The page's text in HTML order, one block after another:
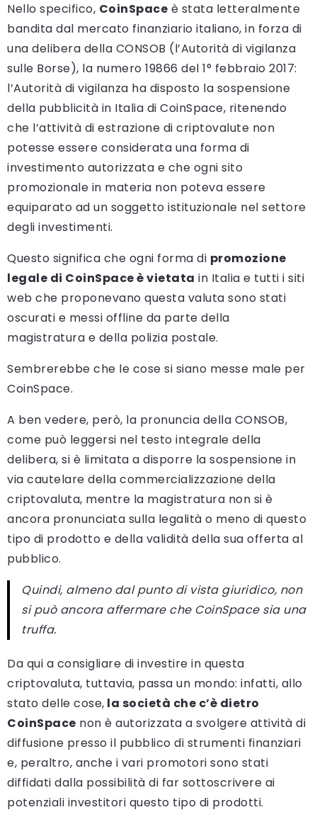
Nello specifico, CoinSpace è stata letteralmente
bandita dal mercato finanziario italiano, in forza di
una delibera della CONSOB (l’Autorità di vigilanza
sulle Borse), la numero 19866 del 1° febbraio 2017:
l’Autorità di vigilanza ha disposto la sospensione
della pubblicità in Italia di CoinSpace, ritenendo
che l’attività di estrazione di criptovalute non
potesse essere considerata una forma di
investimento autorizzata e che ogni sito
promozionale in materia non poteva essere
equiparato ad un soggetto istituzionale nel settore
degli investimenti.
Questo significa che ogni forma di promozione
legale di CoinSpace è vietata in Italia e tutti i siti
web che proponevano questa valuta sono stati
oscurati e messi offline da parte della
magistratura e della polizia postale.
Sembrerebbe che le cose si siano messe male per
CoinSpace.
A ben vedere, però, la pronuncia della CONSOB,
come può leggersi nel testo integrale della
delibera, si è limitata a disporre la sospensione in
via cautelare della commercializzazione della
criptovaluta, mentre la magistratura non si è
ancora pronunciata sulla legalità o meno di questo
tipo di prodotto e della validità della sua offerta al
pubblico.
Quindi, almeno dal punto di vista giuridico, non
si può ancora affermare che CoinSpace sia una
truffa.
Da qui a consigliare di investire in questa
criptovaluta, tuttavia, passa un mondo: infatti, allo
stato delle cose, la società che c’è dietro
CoinSpace non è autorizzata a svolgere attività di
diffusione presso il pubblico di strumenti finanziari
e, peraltro, anche i vari promotori sono stati
diffidati dalla possibilità di far sottoscrivere ai
potenziali investitori questo tipo di prodotti.